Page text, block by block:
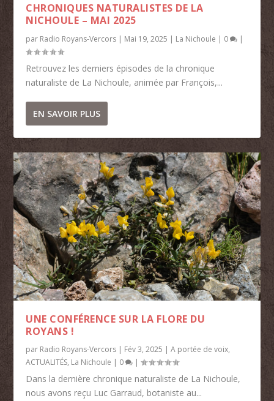
CHRONIQUES NATURALISTES DE LA
NICHOULE – MAI 2025
par Radio Royans-Vercors | Mai 19, 2025 | La Nichoule | 0 |
Retrouvez les derniers épisodes de la chronique
naturaliste de La Nichoule, animée par François,...
EN SAVOIR PLUS
UNE CONFÉRENCE SUR LA FLORE DU
ROYANS !
par Radio Royans-Vercors | Fév 3, 2025 |A portée de voix,
ACTUALITÉS, La Nichoule | 0 |
Dans la dernière chronique naturaliste de La Nichoule,
nous avons reçu Luc Garraud, botaniste au...